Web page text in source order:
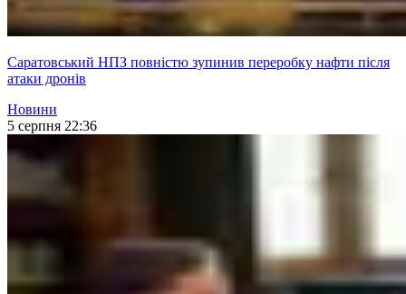
Саратовський НПЗ повністю зупинив переробку нафти після
атаки дронів
Новини
5 серпня 22:36